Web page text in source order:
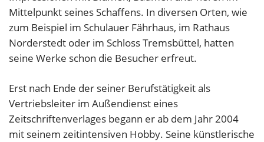
Mittelpunkt seines Schaffens. In diversen Orten, wie
zum Beispiel im Schulauer Fährhaus, im Rathaus
Norderstedt oder im Schloss Tremsbüttel, hatten
seine Werke schon die Besucher erfreut.
Erst nach Ende der seiner Berufstätigkeit als
Vertriebsleiter im Außendienst eines
Zeitschriftenverlages begann er ab dem Jahr 2004
mit seinem zeitintensiven Hobby. Seine künstlerische